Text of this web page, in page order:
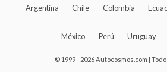
Argentina Chile Colombia
México Perú Uruguay
© 1999 - 2026 Autocosmos.com |